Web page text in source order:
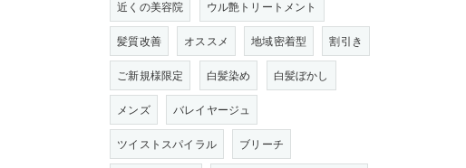
近くの美容院 ウル艶トリートメント
髪質改善 オススメ 地域密着型 割引き
ご新規様限定 白髪染め 白髪ぼかし
メンズ バレイヤージュ
ツイストスパイラル ブリーチ